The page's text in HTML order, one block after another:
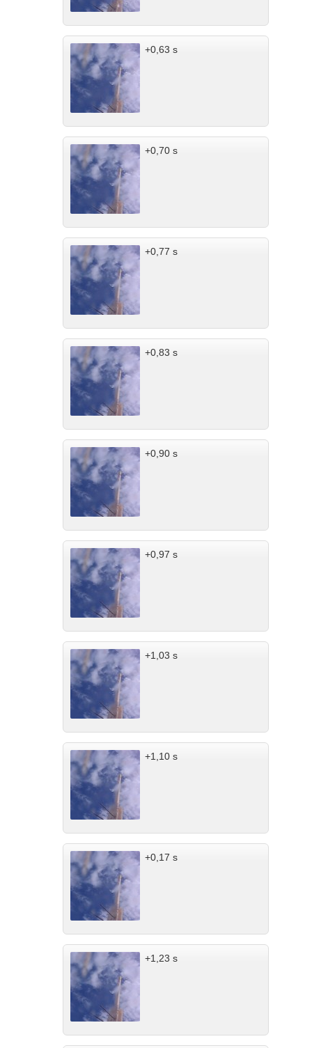
+0,63 s
+0,70 s
+0,77 s
+0,83 s
+0,90 s
+0,97 s
+1,03 s
+1,10 s
+0,17 s
+1,23 s